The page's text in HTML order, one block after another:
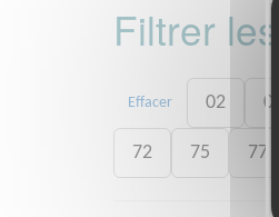
Filtrer
Effacer 02 03
72 75 77